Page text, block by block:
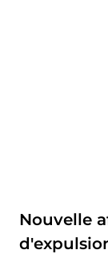
Nouvelle